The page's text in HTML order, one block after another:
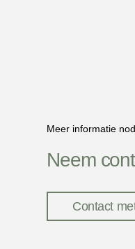
Meer informatie
Neem
Contact